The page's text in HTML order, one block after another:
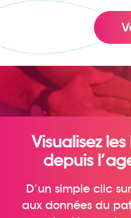
Visualisez
depuis
D’un simple clic
aux données du